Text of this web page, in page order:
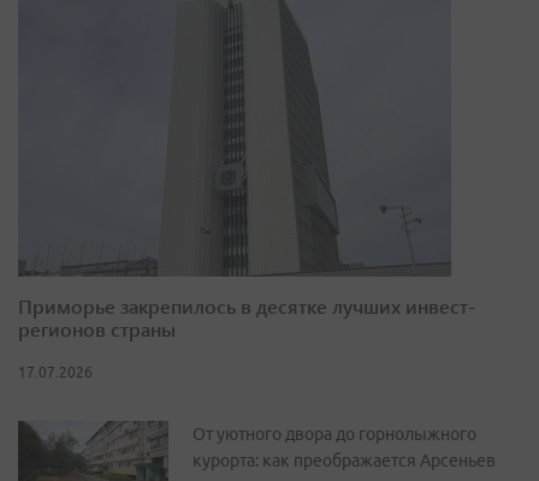
Приморье закрепилось в десятке лучших инвест-
регионов страны
17.07.2026
От уютного двора до горнолыжного
курорта: как преображается Арсеньев